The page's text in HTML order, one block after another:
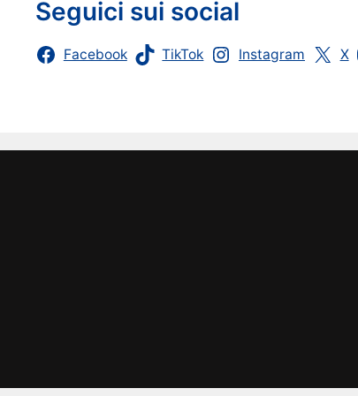
Seguici sui social
Facebook TikTok Instagram X